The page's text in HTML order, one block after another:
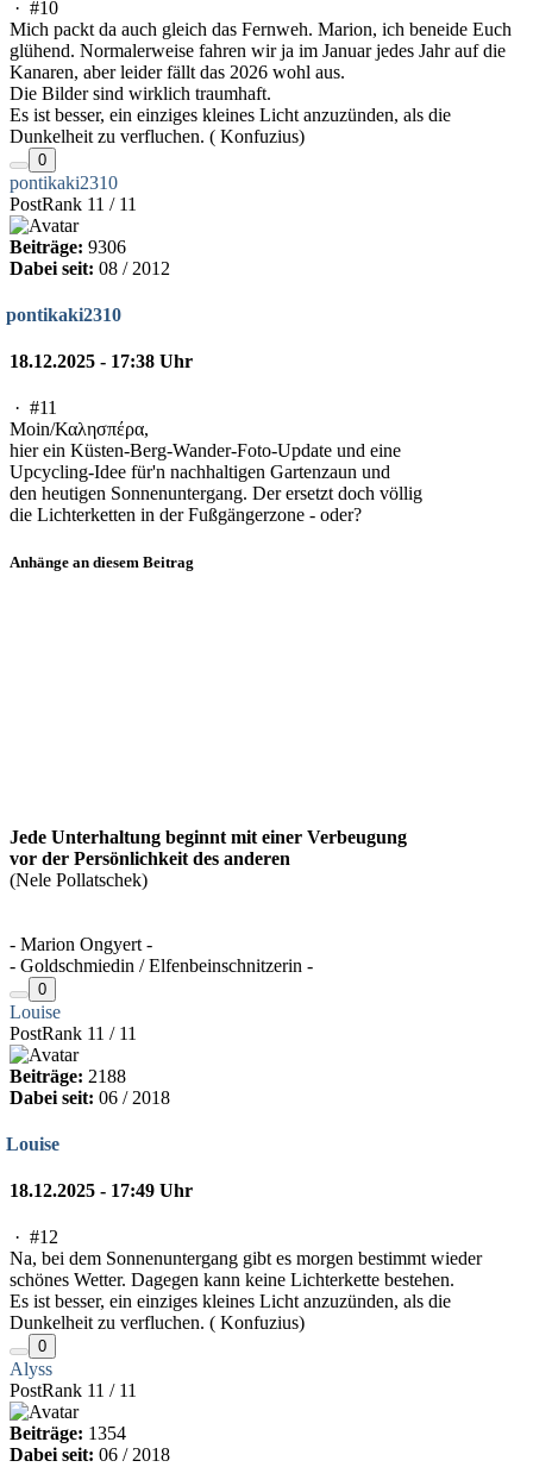
· #10
Mich packt da auch gleich das Fernweh. Marion, ich beneide Euch
glühend. Normalerweise fahren wir ja im Januar jedes Jahr auf die
Kanaren, aber leider fällt das 2026 wohl aus.
Die Bilder sind wirklich traumhaft.
Es ist besser, ein einziges kleines Licht anzuzünden, als die
Dunkelheit zu verfluchen. ( Konfuzius)
0
pontikaki2310
PostRank 11 / 11
Beiträge: 9306
Dabei seit: 08 / 2012
pontikaki2310
18.12.2025 - 17:38 Uhr
· #11
Moin/Καλησπέρα,
hier ein Küsten-Berg-Wander-Foto-Update und eine
Upcycling-Idee für'n nachhaltigen Gartenzaun und
den heutigen Sonnenuntergang. Der ersetzt doch völlig
die Lichterketten in der Fußgängerzone - oder?
Anhänge an diesem Beitrag
Jede Unterhaltung beginnt mit einer Verbeugung
vor der Persönlichkeit des anderen
(Nele Pollatschek)
- Marion Ongyert -
- Goldschmiedin / Elfenbeinschnitzerin -
0
Louise
PostRank 11 / 11
Beiträge: 2188
Dabei seit: 06 / 2018
Louise
18.12.2025 - 17:49 Uhr
· #12
Na, bei dem Sonnenuntergang gibt es morgen bestimmt wieder
schönes Wetter. Dagegen kann keine Lichterkette bestehen.
Es ist besser, ein einziges kleines Licht anzuzünden, als die
Dunkelheit zu verfluchen. ( Konfuzius)
0
Alyss
PostRank 11 / 11
Beiträge: 1354
Dabei seit: 06 / 2018